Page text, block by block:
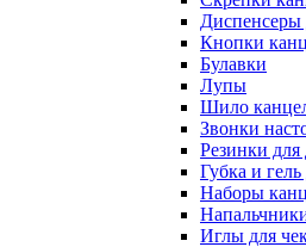
Диспенсеры
Кнопки
Булавки
Лупы
Шило
Звонки
Резинки для
Губка и
Наборы
Иглы для